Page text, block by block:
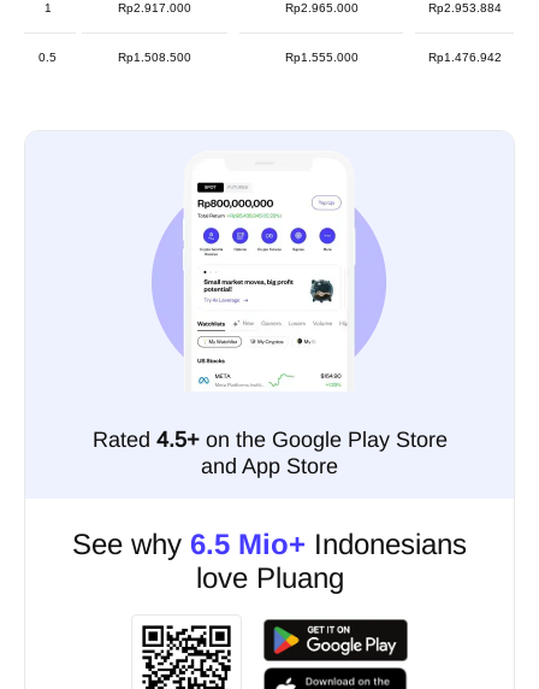
1 Rp2.917.000 Rp2.965.000 Rp2.953.884
0.5 Rp1.508.500 Rp1.555.000 Rp1.476.942
Rated 4.5+ on the Google Play Store
and App Store
See why 6.5 Mio+ Indonesians
love Pluang